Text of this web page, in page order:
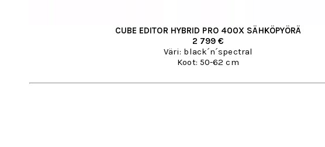
CUBE EDITOR HYBRID PRO 400X SÄHKÖPYÖRÄ
2 799 €
Väri: black´n´spectral
Koot: 50-62 cm